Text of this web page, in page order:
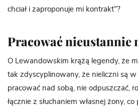
chciał i zaproponuje mi kontrakt”?
Pracować nieustannie
O Lewandowskim krążą legendy, że
tak zdyscyplinowany, że nieliczni są
pracować nad sobą, nie odpuszczać,
łącznie z słuchaniem własnej żony,